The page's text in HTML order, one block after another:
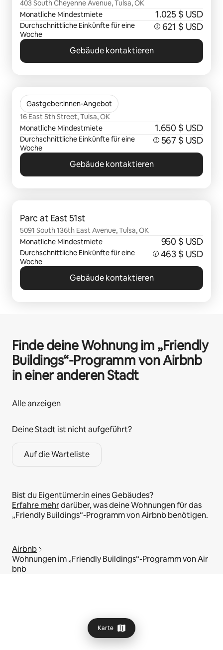
403 South Cheyenne Avenue, Tulsa, OK
Monatliche Mindestmiete
1.025 $ USD
Durchschnittliche Einkünfte für eine
Woche
621 $ USD
Gebäude kontaktieren
Gastgeber:innen-Angebot
Vandever Lofts
16 East 5th Street, Tulsa, OK
Monatliche Mindestmiete
1.650 $ USD
Durchschnittliche Einkünfte für eine
Woche
567 $ USD
Gebäude kontaktieren
Parc at East 51st
5091 South 136th East Avenue, Tulsa, OK
Monatliche Mindestmiete
950 $ USD
Durchschnittliche Einkünfte für eine
Woche
463 $ USD
Gebäude kontaktieren
Karte
Finde deine Wohnung im „Friendly
Buildings“-Programm von Airbnb
in einer anderen Stadt
Alle anzeigen
Deine Stadt ist nicht aufgeführt?
Auf die Warteliste
Bist du Eigentümer:in eines Gebäudes?
Erfahre mehrdarüber, was deine Wohnungen für das
„Friendly Buildings“-Programm von Airbnb benötigen.
Airbnb
Wohnungen im „Friendly Buildings“-Programm von Air
bnb